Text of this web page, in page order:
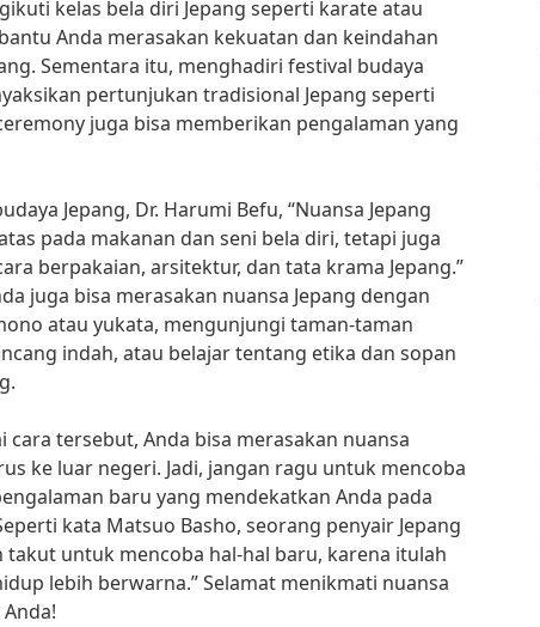
kelas bela diri Jepang seperti karate atau
Anda merasakan kekuatan dan keindahan
Sementara itu, menghadiri festival budaya
pertunjukan tradisional Jepang seperti
juga bisa memberikan pengalaman yang
Jepang, Dr. Harumi Befu, “Nuansa Jepang
pada makanan dan seni bela diri, tetapi juga
berpakaian, arsitektur, dan tata krama Jepang.”
juga bisa merasakan nuansa Jepang dengan
atau yukata, mengunjungi taman-taman
indah, atau belajar tentang etika dan sopan
cara tersebut, Anda bisa merasakan nuansa
ke luar negeri. Jadi, jangan ragu untuk mencoba
baru yang mendekatkan Anda pada
kata Matsuo Basho, seorang penyair Jepang
takut untuk mencoba hal-hal baru, karena itulah
lebih berwarna.” Selamat menikmati nuansa